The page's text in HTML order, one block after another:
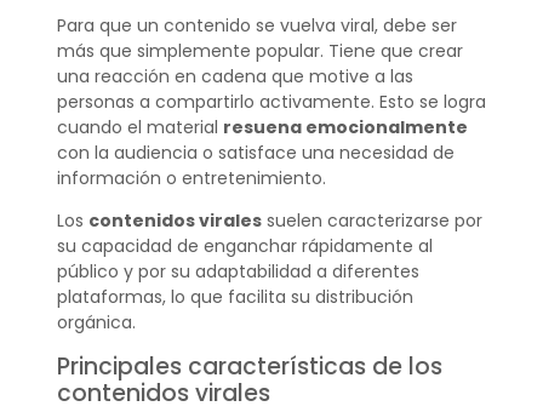
Para que un contenido se vuelva viral, debe ser
más que simplemente popular. Tiene que crear
una reacción en cadena que motive a las
personas a compartirlo activamente. Esto se logra
cuando el material resuena emocionalmente
con la audiencia o satisface una necesidad de
información o entretenimiento.
Los contenidos viralessuelen caracterizarse por
su capacidad de enganchar rápidamente al
público y por su adaptabilidad a diferentes
plataformas, lo que facilita su distribución
orgánica.
Principales características de los
contenidos virales